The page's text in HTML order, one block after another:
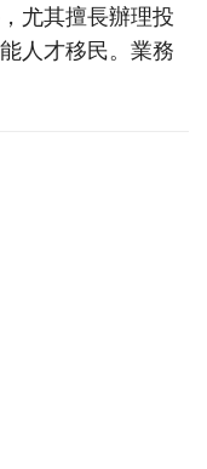
尤其擅長辦理投
人才移民。業務